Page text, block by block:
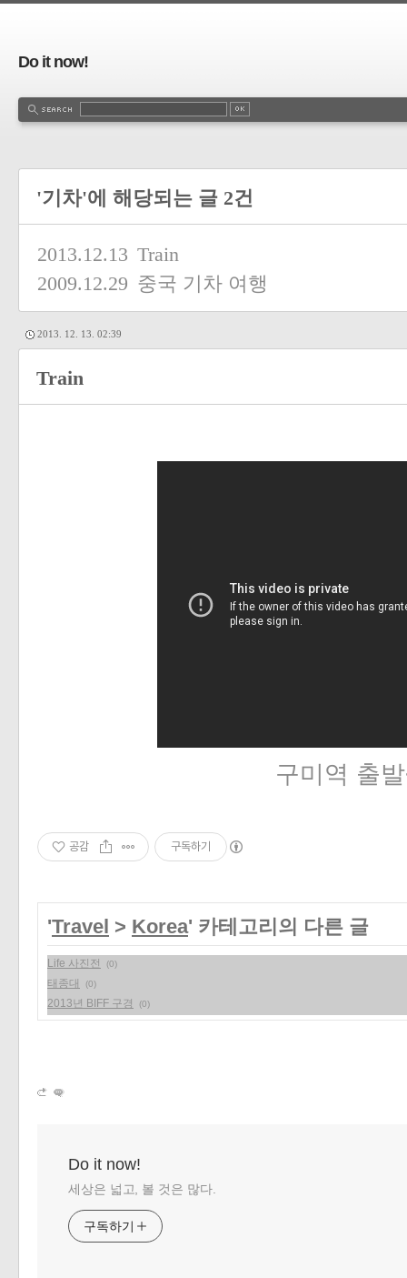
Do it now!
'기차'에 해당되는 글 2건
2013.12.13 Train
2009.12.29 중국 기차 여행
2013. 12. 13. 02:39
Train
구미역 출
공감 구독하기
'Travel > Korea' 카테고리의 다른 글
Life 사진전 (0)
태종대 (0)
2013년 BIFF 구경 (0)
Do it now!
세상은 넓고, 볼 것은 많다.
구독하기